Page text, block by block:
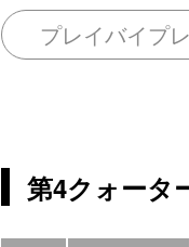
プレイバイプ
第4クォータ